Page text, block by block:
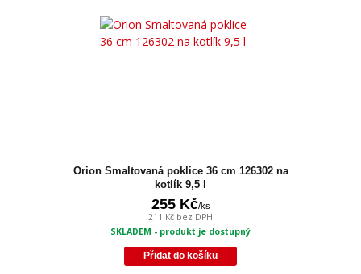
Orion Smaltovaná poklice 36 cm 126302 na
kotlík 9,5 l
255 Kč/ks
211 Kč bez DPH
SKLADEM - produkt je dostupný
Přidat do košíku